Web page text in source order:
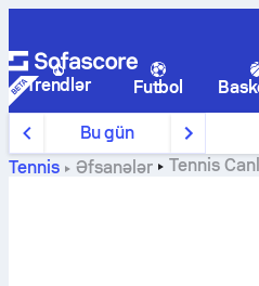
Trendlər Futbol
Bu gün
Tennis
Əfsanələr Tennis